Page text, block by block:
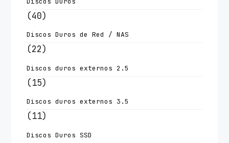
(40)
Discos Duros de Red / NAS
(22)
Discos duros externos 2.5
(15)
Discos duros externos 3.5
(11)
Discos Duros SSD